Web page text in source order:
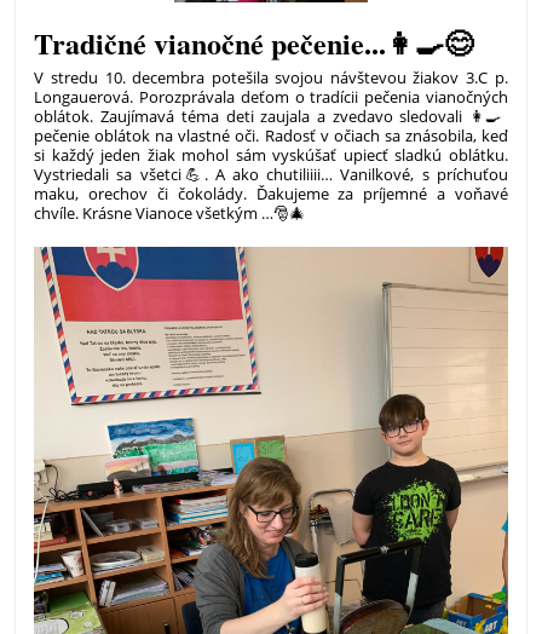
Tradičné vianočné pečenie...👩‍🍳😊
V stredu 10. decembra potešila svojou návštevou žiakov 3.C p.
Longauerová. Porozprávala deťom o tradícii pečenia vianočných
oblátok. Zaujímavá téma deti zaujala a zvedavo sledovali 👩‍🍳
pečenie oblátok na vlastné oči. Radosť v očiach sa znásobila, keď
si každý jeden žiak mohol sám vyskúšať upiecť sladkú oblátku.
Vystriedali sa všetci💪. A ako chutiliiii… Vanilkové, s príchuťou
maku, orechov či čokolády. Ďakujeme za príjemné a voňavé
chvíle. Krásne Vianoce všetkým …🎅🎄